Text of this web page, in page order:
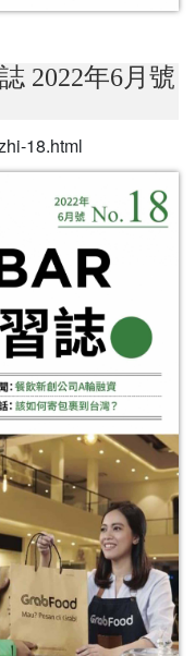
2022年6月號
18.html